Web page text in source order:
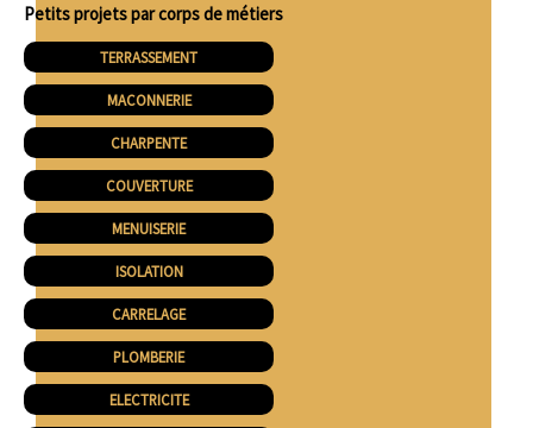
Petits projets par corps de métiers
TERRASSEMENT
MACONNERIE
CHARPENTE
COUVERTURE
MENUISERIE
ISOLATION
CARRELAGE
PLOMBERIE
ELECTRICITE